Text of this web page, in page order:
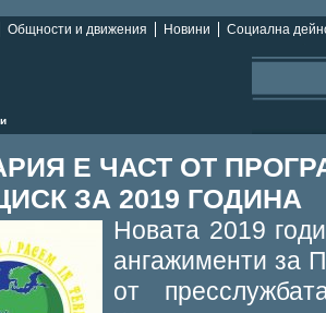
Общности и движения Новини Социална
Е ЧАСТ ОТ
ЗА 2019 ГОДИНА
Новата 2019
ангажименти за
от